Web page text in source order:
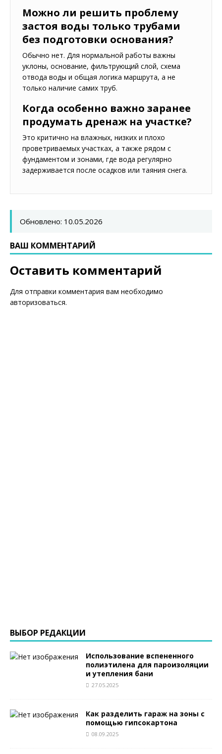
Можно ли решить проблему
застоя воды только трубами
без подготовки основания?
Обычно нет. Для нормальной работы важны
уклоны, основание, фильтрующий слой, схема
отвода воды и общая логика маршрута, а не
только наличие самих труб.
Когда особенно важно заранее
продумать дренаж на участке?
Это критично на влажных, низких и плохо
проветриваемых участках, а также рядом с
фундаментом и зонами, где вода регулярно
задерживается после осадков или таяния снега.
Обновлено: 10.05.2026
ВАШ КОММЕНТАРИЙ
Оставить комментарий
Для отправки комментария вам необходимо
авторизоваться.
ВЫБОР РЕДАКЦИИ
Использование вспененного
полиэтилена для пароизоляции
и утепления бани
27.05.2025
Как разделить гараж на зоны с
помощью гипсокартона
08.09.2025